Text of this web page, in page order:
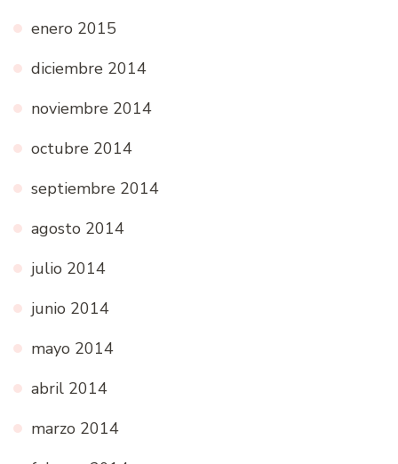
enero 2015
diciembre 2014
noviembre 2014
octubre 2014
septiembre 2014
agosto 2014
julio 2014
junio 2014
mayo 2014
abril 2014
marzo 2014